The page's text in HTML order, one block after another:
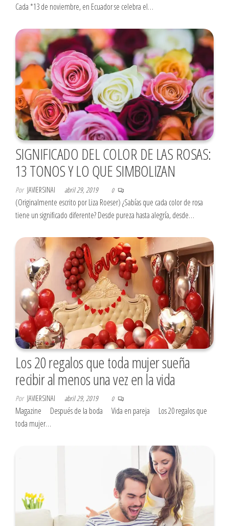
Cada *13 de noviembre, en Ecuador se celebra el…
SIGNIFICADO DEL COLOR DE LAS ROSAS:
13 TONOS Y LO QUE SIMBOLIZAN
Por JAVIERSINAI abril 29, 2019 0
(Originalmente escrito por Liza Roeser) ¿Sabías que cada color de rosa
tiene un significado diferente? Desde pureza hasta alegría, desde…
Los 20 regalos que toda mujer sueña
recibir al menos una vez en la vida
Por JAVIERSINAI abril 29, 2019 0
Magazine Después de la boda Vida en pareja Los 20 regalos que
toda mujer…